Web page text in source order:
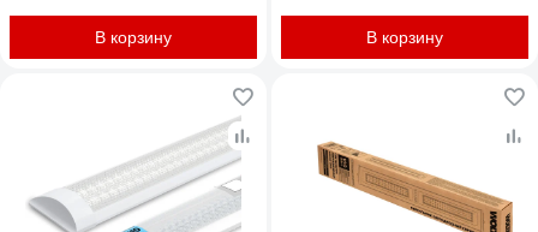
В корзину В корзину